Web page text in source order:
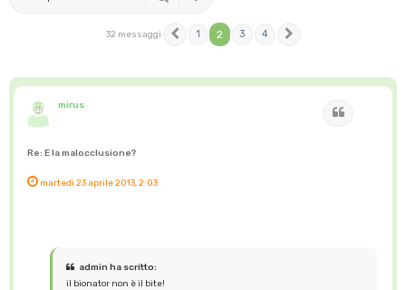
32 messaggi Precedente
1 2 3 4
mirus
Re: E la malocclusione?
martedì 23 aprile 2013, 2:03
admin ha scritto:
il bionator non è il bite!